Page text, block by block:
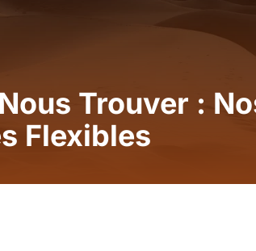
Trouver :
Flexibles